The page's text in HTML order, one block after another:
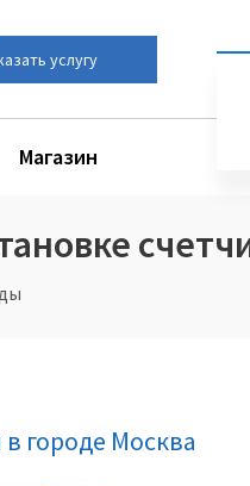
услугу
Магазин
городе Москва